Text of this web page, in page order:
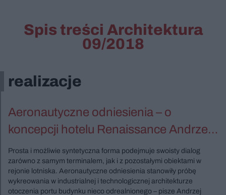
Spis treści Architektura
09/2018
realizacje
Aeronautyczne odniesienia – o
koncepcji hotelu Renaissance Andrzej
Sidorowicz
Prosta i możliwie syntetyczna forma podejmuje swoisty dialog
zarówno z samym terminalem, jak i z pozostałymi obiektami w
rejonie lotniska. Aeronautyczne odniesienia stanowiły próbę
wykreowania w industrialnej i technologicznej architekturze
otoczenia portu budynku nieco odrealnionego – pisze Andrzej